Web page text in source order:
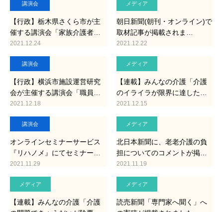
講演会
【行政】栃木県さくら市が主
催する講演会「家族介護者…
2021.12.24
メディア
朝日新聞(朝刊・オンライン)で
取材記事が掲載されま…
2021.12.22
講演会
【行政】横浜市施設運営研究
会が主催する講演会「職員…
2021.12.18
メディア
【連載】みんなの介護「介護
のイライラが限界に達した…
2021.12.15
講演会
オンラインセミナーサービス
『リハノメ』にてセミナー…
2021.11.29
メディア
北日本新聞に、老老介護の負
担についてのコメントが掲…
2021.11.19
メディア
【連載】みんなの介護「介護
メディア
読売新聞「専門家へ聞く」へ